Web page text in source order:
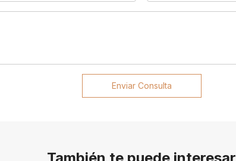
Enviar Consulta